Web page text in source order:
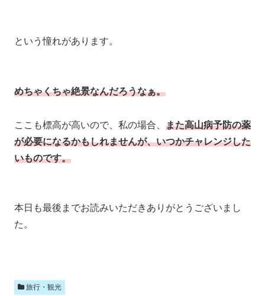
という憧れがあります。
めちゃくちゃ絶景なんだろうなぁ。
ここも標高が高いので、私の場合、 また高山病予防の薬
が必要になるかもしれませんが、いつかチャレンジした
いものです。
本日も最後までお読みいただきありがとうございまし
た。
旅行・観光